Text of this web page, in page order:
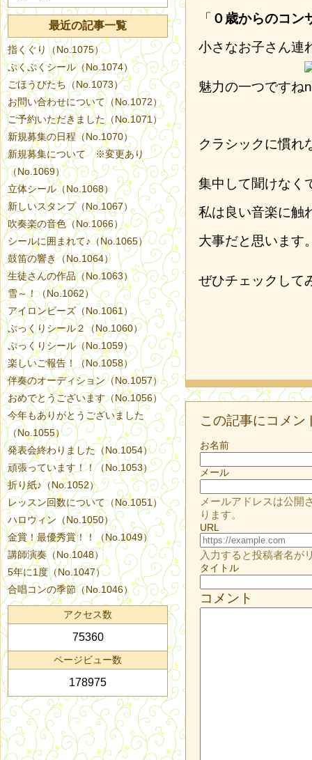
「 ０歳からのコン
小さなお子さん連
魅力の一つですね
クラシックに慣れ
集中して聞けなく
私は良い音楽に触
大事だと思います
ぜひチェックして
この記事にコメン
お名前
メール
メールアドレスは公開
ります。
URL
入力すると投稿者名が
タイトル
コメント
最近の記事一覧
指くぐり（No.1075）
ぷくぷくシール（No.1074）
ごほうびたち（No.1073）
お問い合わせについて（No.1072）
ご予約いただきました（No.1071）
新規募集の日程（No.1070）
新規募集について ※変更あり
（No.1069）
立体シール（No.1068）
新しいスタンプ（No.1067）
吹奏楽の音色（No.1066）
シールに囲まれて♪（No.1065）
鼓笛の響き（No.1064）
生徒さんの作品（No.1063）
雪～！（No.1062）
アイロンビーズ（No.1061）
ぷっくりシール２（No.1060）
ぷっくりシール（No.1059）
楽しいご報告！（No.1058）
伴奏のオーディション（No.1057）
おめでとうございます（No.1056）
今年もありがとうございました
（No.1055）
発表会終わりました（No.1054）
頑張っています！！（No.1053）
折り紙♪（No.1052）
レッスン回数について（No.1051）
ハロウィン（No.1050）
金賞！最優秀賞！！（No.1049）
講師演奏（No.1048）
5年に1度（No.1047）
合唱コンの季節（No.1046）
アクセス数
75360
ページビュー数
178975